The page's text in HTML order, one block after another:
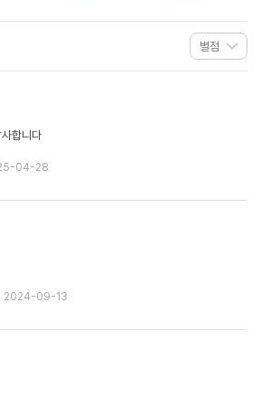
합니다
04-28
2024-09-13